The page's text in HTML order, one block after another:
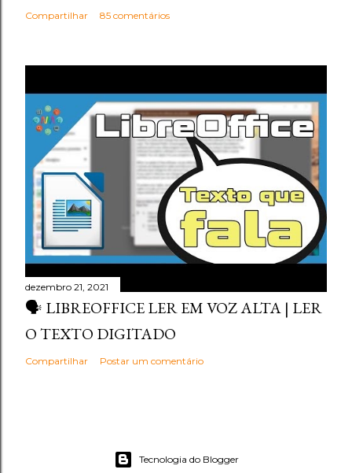
Compartilhar 85 comentários
dezembro 21, 2021
🗣️ LIBREOFFICE LER EM VOZ ALTA | LER
O TEXTO DIGITADO
Compartilhar Postar um comentário
Tecnologia do Blogger